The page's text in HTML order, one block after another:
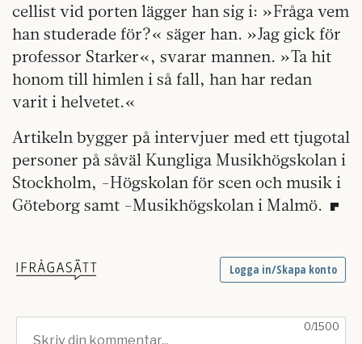
cellist vid porten lägger han sig i: »Fråga vem
han studerade för?« säger han. »Jag gick för
professor Starker«, svarar mannen. »Ta hit
honom till himlen i så fall, han har redan
varit i helvetet.«
Artikeln bygger på intervjuer med ett tjugotal
personer på såväl Kungliga Musikhögskolan i
Stockholm, -Högskolan för scen och musik i
Göteborg samt -Musikhögskolan i Malmö.